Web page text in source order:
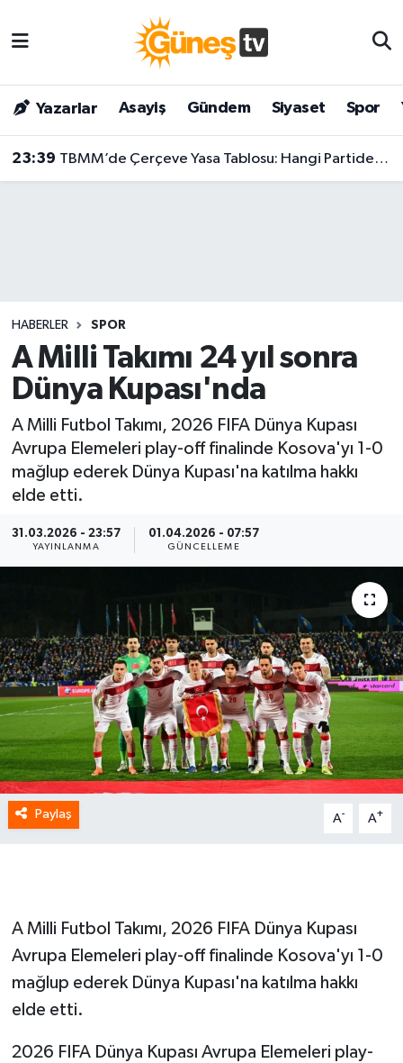
Yazarlar Asayiş Gündem Siyaset Spor
23:39 TBMM’de Çerçeve Yasa Tablosu: Hangi Partiden Kaç Milletvekili İmza Attı?
HABERLER SPOR
A Milli Takımı 24 yıl sonra
Dünya Kupası'nda
A Milli Futbol Takımı, 2026 FIFA Dünya Kupası
Avrupa Elemeleri play-off finalinde Kosova'yı 1-0
mağlup ederek Dünya Kupası'na katılma hakkı
elde etti.
31.03.2026 - 23:57
YAYINLANMA
01.04.2026 - 07:57
GÜNCELLEME
Paylaş A- A+
A Milli Futbol Takımı, 2026 FIFA Dünya Kupası
Avrupa Elemeleri play-off finalinde Kosova'yı 1-0
mağlup ederek Dünya Kupası'na katılma hakkı
elde etti.
2026 FIFA Dünya Kupası Avrupa Elemeleri play-
Bilim & Teknoloji
Dünya
Magazin
Siyaset
Spor
Yaşam
Malatya Nöbetçi Eczaneler
Malatya Hava Durumu
Malatya Namaz Vakitleri
Son Dakika Haberleri
Haber Arşivi